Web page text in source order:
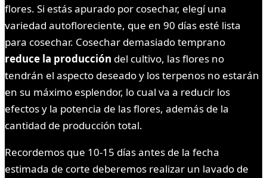
flores. Si estás apurado por cosechar, elegí una
variedad autofloreciente, que en 90 días esté lista
para cosechar. Cosechar demasiado temprano
reduce la producción del cultivo, las flores no
tendrán el aspecto deseado y los terpenos no estarán
en su máximo esplendor, lo cual va a reducir los
efectos y la potencia de las flores, además de la
cantidad de producción total.
Recordemos que 10-15 días antes de la fecha
estimada de corte deberemos realizar un lavado de